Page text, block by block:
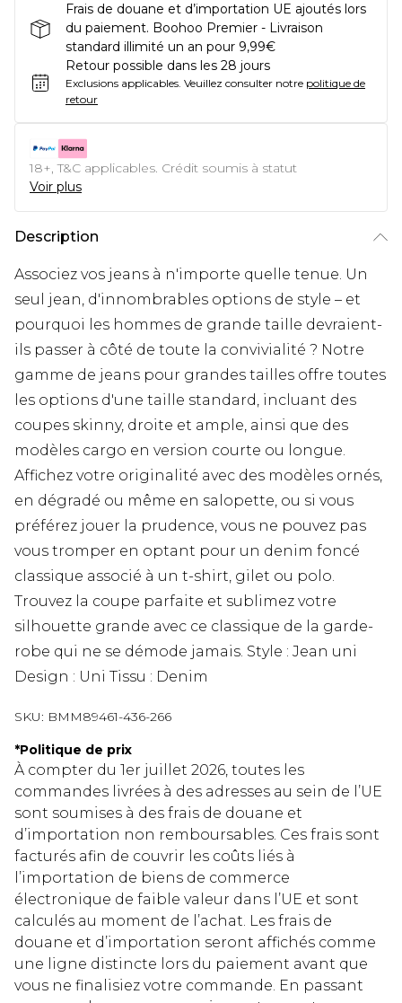
Frais de douane et d’importation UE ajoutés lors
du paiement. Boohoo Premier - Livraison
standard illimité un an pour 9,99€
Retour possible dans les 28 jours
Exclusions applicables. Veuillez consulter notre politique de
retour
18+, T&C applicables. Crédit soumis à statut
Voir plus
Description
Associez vos jeans à n'importe quelle tenue. Un
seul jean, d'innombrables options de style – et
pourquoi les hommes de grande taille devraient-
ils passer à côté de toute la convivialité ? Notre
gamme de jeans pour grandes tailles offre toutes
les options d'une taille standard, incluant des
coupes skinny, droite et ample, ainsi que des
modèles cargo en version courte ou longue.
Affichez votre originalité avec des modèles ornés,
en dégradé ou même en salopette, ou si vous
préférez jouer la prudence, vous ne pouvez pas
vous tromper en optant pour un denim foncé
classique associé à un t-shirt, gilet ou polo.
Trouvez la coupe parfaite et sublimez votre
silhouette grande avec ce classique de la garde-
robe qui ne se démode jamais. Style : Jean uni
Design : Uni Tissu : Denim
SKU: BMM89461-436-266
*Politique de prix
À compter du 1er juillet 2026, toutes les
commandes livrées à des adresses au sein de l’UE
sont soumises à des frais de douane et
d’importation non remboursables. Ces frais sont
facturés afin de couvrir les coûts liés à
l’importation de biens de commerce
électronique de faible valeur dans l’UE et sont
calculés au moment de l’achat. Les frais de
douane et d’importation seront affichés comme
une ligne distincte lors du paiement avant que
vous ne finalisiez votre commande. En passant